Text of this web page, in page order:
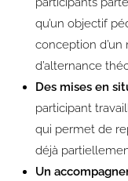
qu’un objectif
conception
d’alternance
Des mises en
participant
qui permet de
déjà
Un